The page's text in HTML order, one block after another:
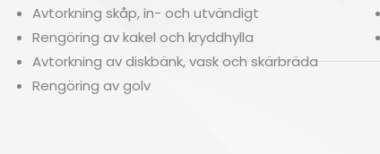
Avtorkning skåp, in- och utvändigt
Rengöring av kakel och kryddhylla
Avtorkning av diskbänk, vask och skärbräda
Rengöring av golv